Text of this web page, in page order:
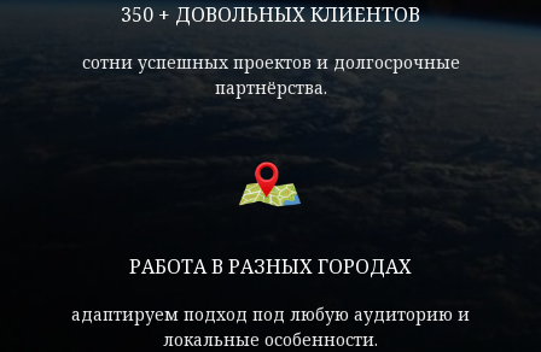
350 + ДОВОЛЬНЫХ КЛИЕНТОВ
сотни успешных проектов и долгосрочные
партнёрства.
РАБОТА В РАЗНЫХ ГОРОДАХ
адаптируем подход под любую аудиторию и
локальные особенности.